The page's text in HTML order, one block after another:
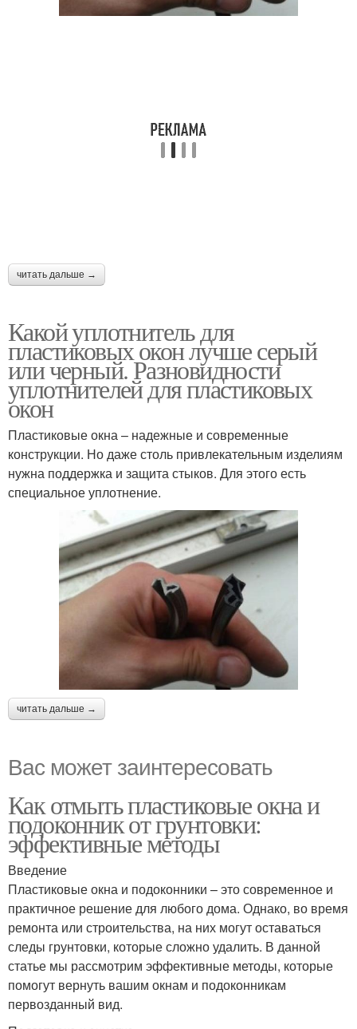
читать дальше →
Какой уплотнитель для
пластиковых окон лучше серый
или черный. Разновидности
уплотнителей для пластиковых
окон
Пластиковые окна – надежные и современные
конструкции. Но даже столь привлекательным изделиям
нужна поддержка и защита стыков. Для этого есть
специальное уплотнение.
читать дальше →
Вас может заинтересовать
Как отмыть пластиковые окна и
подоконник от грунтовки:
эффективные методы
Введение
Пластиковые окна и подоконники – это современное и
практичное решение для любого дома. Однако, во время
ремонта или строительства, на них могут оставаться
следы грунтовки, которые сложно удалить. В данной
статье мы рассмотрим эффективные методы, которые
помогут вернуть вашим окнам и подоконникам
первозданный вид.